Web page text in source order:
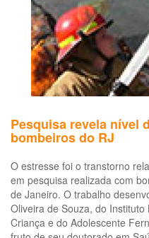
Pesquisa revela nível
bombeiros do RJ
O estresse foi o transtorno
em pesquisa realizada com
de Janeiro. O trabalho
Oliveira de Souza, do
Criança e do Adolescente